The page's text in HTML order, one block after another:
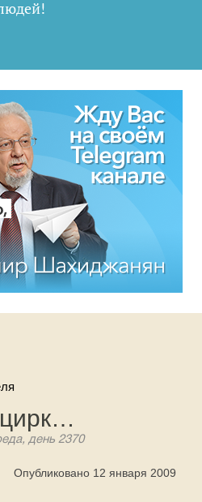
!
день 2370
Опубликовано 12 января 2009